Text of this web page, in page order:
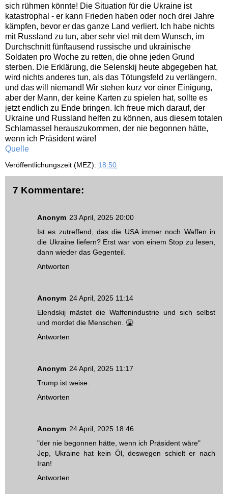
sich rühmen könnte! Die Situation für die Ukraine ist
katastrophal - er kann Frieden haben oder noch drei Jahre
kämpfen, bevor er das ganze Land verliert. Ich habe nichts
mit Russland zu tun, aber sehr viel mit dem Wunsch, im
Durchschnitt fünftausend russische und ukrainische
Soldaten pro Woche zu retten, die ohne jeden Grund
sterben. Die Erklärung, die Selenskij heute abgegeben hat,
wird nichts anderes tun, als das Tötungsfeld zu verlängern,
und das will niemand! Wir stehen kurz vor einer Einigung,
aber der Mann, der keine Karten zu spielen hat, sollte es
jetzt endlich zu Ende bringen. Ich freue mich darauf, der
Ukraine und Russland helfen zu können, aus diesem totalen
Schlamassel herauszukommen, der nie begonnen hätte,
wenn ich Präsident wäre!
Quelle
Veröffentlichungszeit (MEZ): 18:50
7 Kommentare:
Anonym 23 April, 2025 20:00
Ist es zutreffend, das die USA immer noch Waffen in
die Ukraine liefern? Erst war von einem Stop zu lesen,
dann wieder das Gegenteil.
Antworten
Anonym 24 April, 2025 11:14
Elendskij mästet die Waffenindustrie und sich selbst
und mordet die Menschen. 🤮
Antworten
Anonym 24 April, 2025 11:17
Trump ist weise.
Antworten
Anonym 24 April, 2025 18:46
"der nie begonnen hätte, wenn ich Präsident wäre"
Jep, Ukraine hat kein Öl, deswegen schielt er nach
Iran!
Antworten